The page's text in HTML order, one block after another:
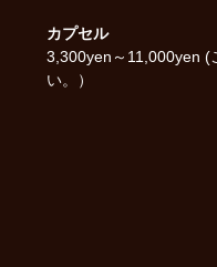
カプセル
3,300yen ～ 11,000yen (
い。）